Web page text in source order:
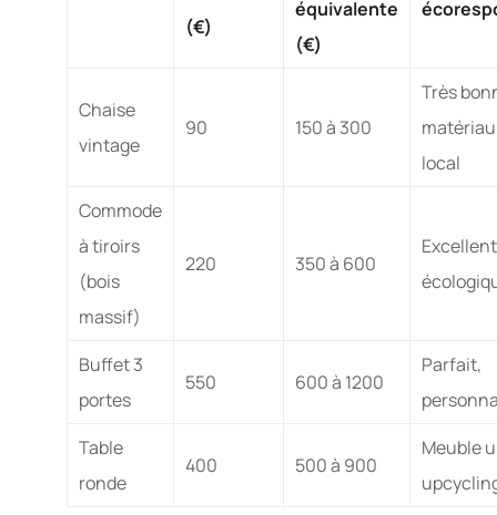
(€)
équivalente
(€)
Chaise
vintage
90 150 à 300
Très
local
Commode
à tiroirs
(bois
massif)
220 350 à 600
Buffet 3
portes
550 600 à 1200
Parfait,
Table
ronde
400 500 à 900
Meuble